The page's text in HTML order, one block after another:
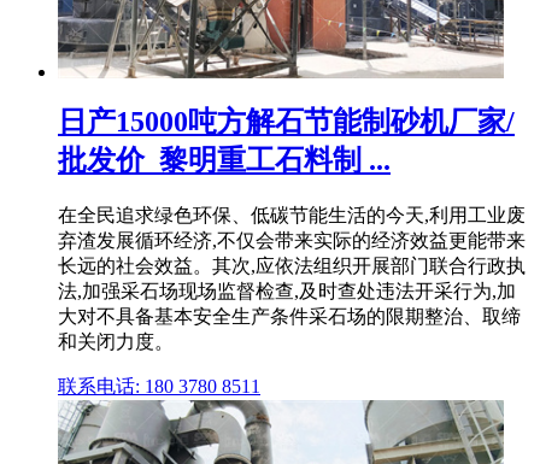
日产15000吨方解石节能制砂机厂家/
批发价_黎明重工石料制 ...
在全民追求绿色环保、低碳节能生活的今天,利用工业废
弃渣发展循环经济,不仅会带来实际的经济效益更能带来
长远的社会效益。其次,应依法组织开展部门联合行政执
法,加强采石场现场监督检查,及时查处违法开采行为,加
大对不具备基本安全生产条件采石场的限期整治、取缔
和关闭力度。
联系电话: 180 3780 8511